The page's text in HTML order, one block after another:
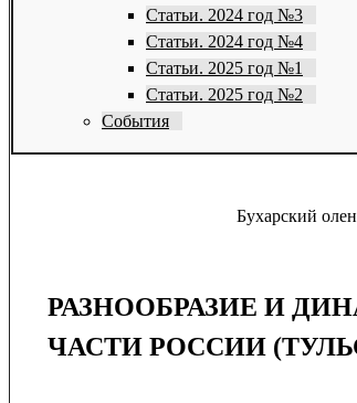
Статьи. 2024 год №3
Статьи. 2024 год №4
Статьи. 2025 год №1
Статьи. 2025 год №2
События
Бухарский
РАЗНООБРАЗИЕ И
ЧАСТИ РОССИИ